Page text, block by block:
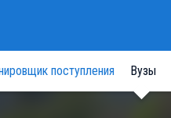
поступления Вузы